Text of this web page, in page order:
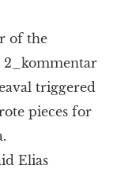
of the
2_kommentar
triggered
pieces for
Elias